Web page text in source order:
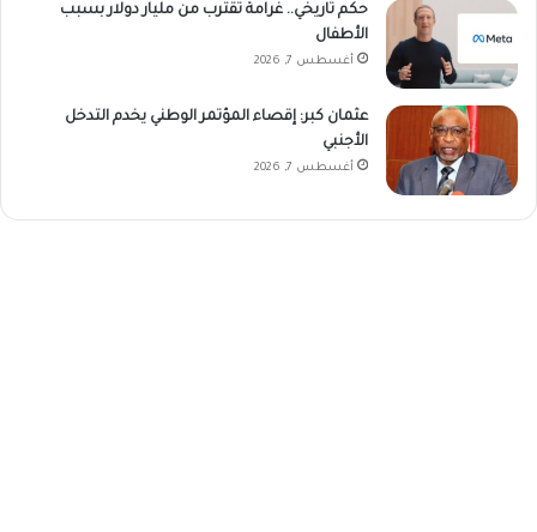
حكم تاريخي.. غرامة تقترب من مليار دولار بسبب
الأطفال
أغسطس 7, 2026
عثمان كبر: إقصاء المؤتمر الوطني يخدم التدخل
الأجنبي
أغسطس 7, 2026